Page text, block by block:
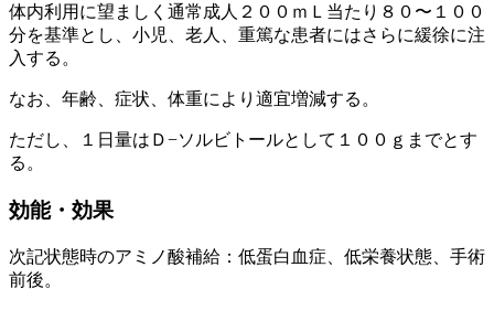
体内利用に望ましく通常成人２００ｍＬ当たり８０〜１００
分を基準とし、小児、老人、重篤な患者にはさらに緩徐に注
入する。
なお、年齢、症状、体重により適宜増減する。
ただし、１日量はＤ−ソルビトールとして１００ｇまでとす
る。
効能・効果
次記状態時のアミノ酸補給：低蛋白血症、低栄養状態、手術
前後。